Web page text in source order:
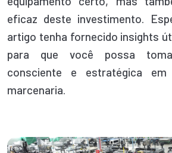
eficaz deste investimento.
artigo tenha fornecido insights
para que você possa
consciente e estratégica
marcenaria.